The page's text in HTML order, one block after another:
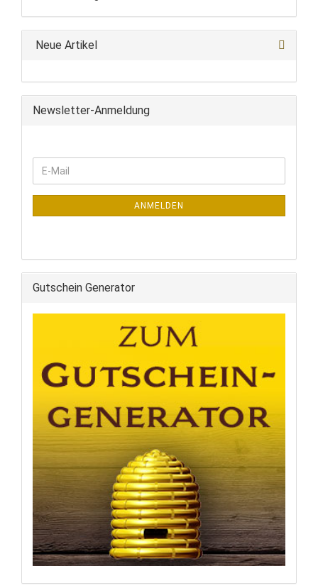
Neue Artikel
Newsletter-Anmeldung
WEITER
ZUR
NEWSLETTER-
E-
Mail
ANMELDEN
Gutschein Generator